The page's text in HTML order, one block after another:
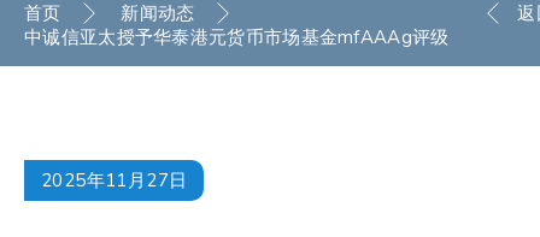
首页
新闻动态
中诚信亚太授予华泰港元货币市场基金mfAAAg评级
2025年11月27日